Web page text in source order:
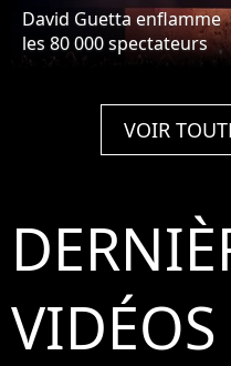
David Guetta enflamme
les 80 000 spectateurs
parisiens avec ses
VOIR
VIDÉOS